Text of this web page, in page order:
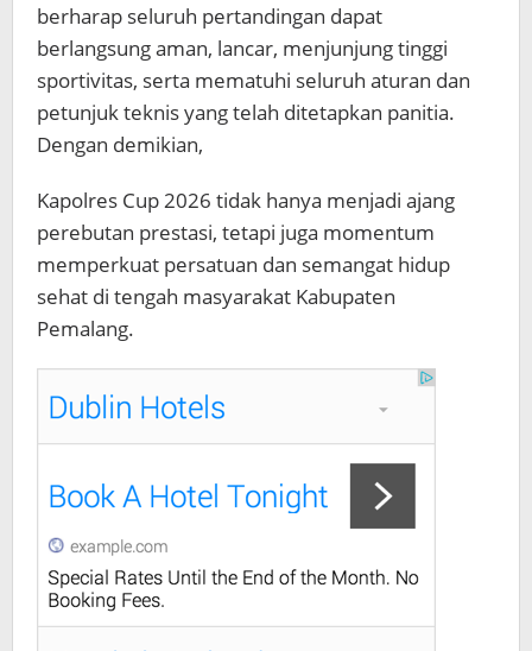
berharap seluruh pertandingan dapat
berlangsung aman, lancar, menjunjung tinggi
sportivitas, serta mematuhi seluruh aturan dan
petunjuk teknis yang telah ditetapkan panitia.
Dengan demikian,
Kapolres Cup 2026 tidak hanya menjadi ajang
perebutan prestasi, tetapi juga momentum
memperkuat persatuan dan semangat hidup
sehat di tengah masyarakat Kabupaten
Pemalang.